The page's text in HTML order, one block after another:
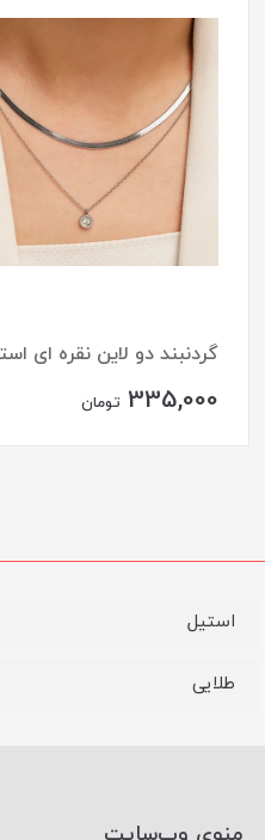
گردنبند دو لاین نقره ای
335,000 تومان
استیل
طلایی